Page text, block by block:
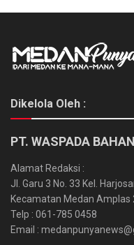
Dikelola Oleh :
PT. WASPADA
Alamat Redaksi :
Jl. Garu 3 No. 33 Kel.
Kecamatan Medan Amplas
Telp : 061-785 0458
Email :